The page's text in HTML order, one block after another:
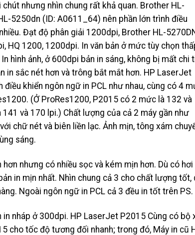
nhưng nhìn chung rất khả quan. Brother HL-
5250dn (ID: A0611_64) nên phần lớn trình điều
Đạt độ phân giải 1200dpi, Brother HL-
HQ 1200, 1200dpi. In văn bản ở mức tùy chọn
hình ảnh, ở 600dpi bản in sáng, không bị mất chi
in sắc nét hơn và trông bắt mắt hơn. HP LaserJet
khiển ngôn ngữ in PCL như nhau, cùng có 4
(Ở ProRes1200, P2015 có 2 mức là 132 và
và 170 lpi.) Chất lượng của cả 2 máy gần như
chữ nét và biên liền lạc. Ảnh mịn, tông xám
sáng.
nhưng có nhiều sọc và kém mịn hơn. Dù có hơi
in mịn nhất. Nhìn chung cả 3 cho chất lượng tốt,
Ngoài ngôn ngữ in PCL cả 3 đều in tốt trên PS.
nháp ở 300dpi. HP LaserJet P2015 Cùng có bộ
cho tốc độ tương đối nhanh; trong đó, Máy in cũ